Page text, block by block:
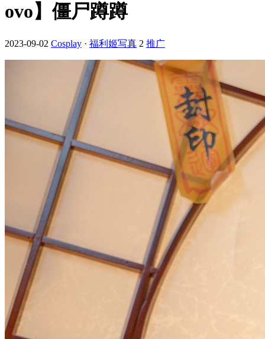
ovo】僵尸蹲蹲
2023-09-02 Cosplay · 福利姬写真 2 推广